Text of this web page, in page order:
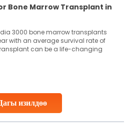
изилдөө
Bone Marrow Transplant in
3000 bone marrow transplants
with an average survival rate of
can be a life-changing
India has some of the world’s